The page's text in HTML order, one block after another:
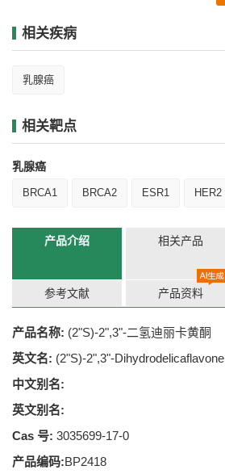
相关疾病
乳腺癌
相关靶点
乳腺癌
BRCA1 BRCA2 ESR1 HER2
产品介绍 相关产品
参考文献 产品资料
产品名称: (2"S)-2",3"-二氢迪丽卡黄酮
英文名: (2"S)-2",3"-Dihydrodelicaflavone
中文别名:
英文别名:
Cas 号: 3035699-17-0
产品编码:BP2418